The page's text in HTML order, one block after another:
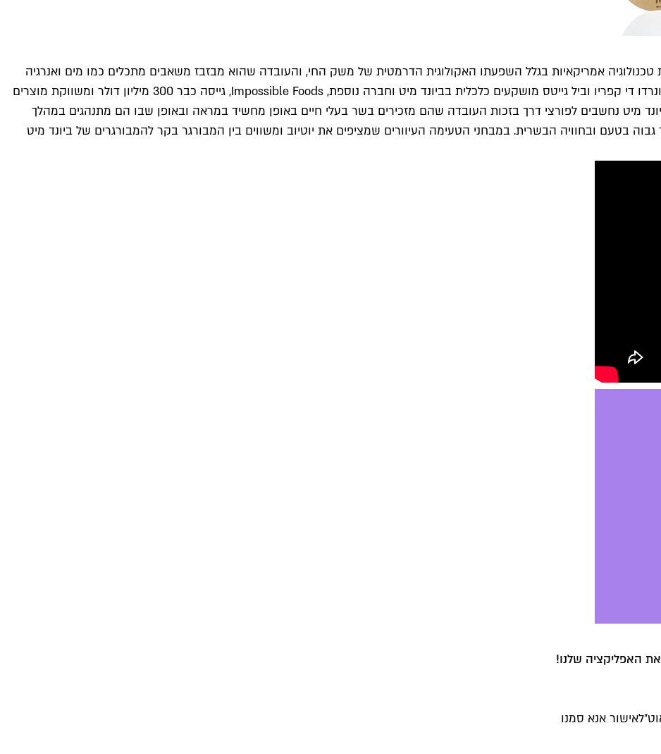
טכנולוגיה אמריקאיות בגלל השפעתו האקולוגית הדרמטית של משק החי, והעובדה שהוא מבזבז משאבים מתכלים כמו מים ואנרגיה
ומביא לזיהום אוויר ולהגברת אפקט החממה. אנשים כמו לאונרדו די קפריו וביל גייטס מושקעים כלכלית בביונד מיט וחברה נוספת, Impossible Foods, גייסה כבר 300 מיליון דולר ומשווקת מוצרים
מיט נחשבים לפורצי דרך בזכות העובדה שהם מזכירים בשר בעלי חיים באופן מחשיד במראה ובאופן שבו הם מתנהגים במהלך
גבוה בטעם ובחוויה הבשרית. במבחני הטעימה העיוורים שמציפים את יוטיוב ומשווים בין המבורגר בקר להמבורגרים של ביונד מיט
האפליקציה שלנו!
לאישור אנא סמנו